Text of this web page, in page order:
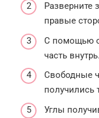
Разверните
правые
С помощью
часть внутрь.
Свободные
получились
Углы